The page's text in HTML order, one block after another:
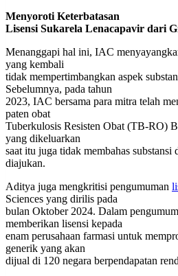
Menyoroti Keterbatasan
Lisensi Sukarela Lenacapavir dari
Menanggapi hal ini, IAC
yang kembali
tidak mempertimbangkan aspek
Sebelumnya, pada tahun
2023, IAC bersama para mitra telah
paten obat
Tuberkulosis Resisten Obat (TB-RO)
yang dikeluarkan
saat itu juga tidak membahas substansi
diajukan.
Aditya juga mengkritisi pengumuman
Sciences yang dirilis pada
bulan Oktober 2024. Dalam
memberikan lisensi kepada
enam perusahaan farmasi untuk
generik yang akan
dijual di 120 negara berpendapatan